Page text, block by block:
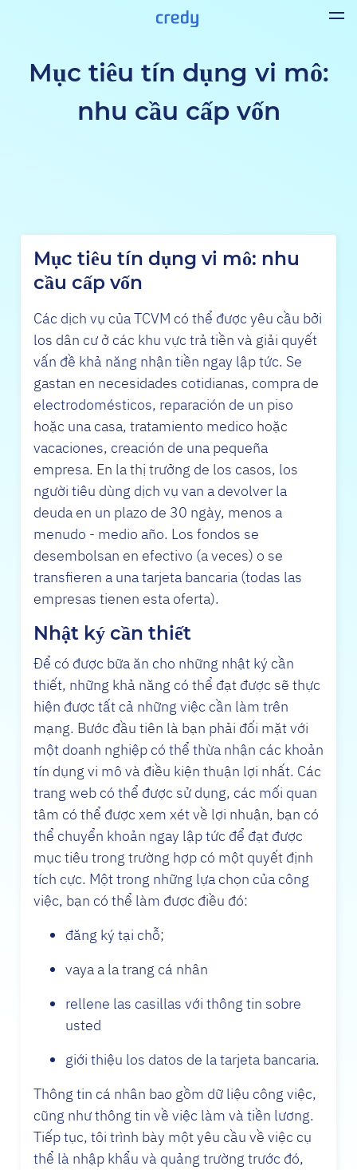
Mục tiêu tín dụng vi mô:
nhu cầu cấp vốn
Mục tiêu tín dụng vi mô: nhu
cầu cấp vốn
Các dịch vụ của TCVM có thể được yêu cầu bởi
los dân cư ở các khu vực trả tiền và giải quyết
vấn đề khả năng nhận tiền ngay lập tức. Se
gastan en necesidades cotidianas, compra de
electrodomésticos, reparación de un piso
hoặc una casa, tratamiento medico hoặc
vacaciones, creación de una pequeña
empresa. En la thị trưởng de los casos, los
người tiêu dùng dịch vụ van a devolver la
deuda en un plazo de 30 ngày, menos a
menudo - medio año. Los fondos se
desembolsan en efectivo (a veces) o se
transfieren a una tarjeta bancaria (todas las
empresas tienen esta oferta).
Nhật ký cần thiết
Để có được bữa ăn cho những nhật ký cần
thiết, những khả năng có thể đạt được sẽ thực
hiện được tất cả những việc cần làm trên
mạng. Bước đầu tiên là bạn phải đối mặt với
một doanh nghiệp có thể thừa nhận các khoản
tín dụng vi mô và điều kiện thuận lợi nhất. Các
trang web có thể được sử dụng, các mối quan
tâm có thể được xem xét về lợi nhuận, bạn có
thể chuyển khoản ngay lập tức để đạt được
mục tiêu trong trường hợp có một quyết định
tích cực. Một trong những lựa chọn của công
việc, bạn có thể làm được điều đó:
đăng ký tại chỗ;
vaya a la trang cá nhân
rellene las casillas với thông tin sobre
usted
giới thiệu los datos de la tarjeta bancaria.
Thông tin cá nhân bao gồm dữ liệu công việc,
cũng như thông tin về việc làm và tiền lương.
Tiếp tục, tôi trình bày một yêu cầu về việc cụ
thể là nhập khẩu và quảng trường trước đó,